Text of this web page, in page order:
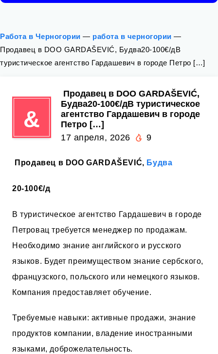
Работа в Черногории — работа в черногории —
Продавец в DOO GARDAŠEVIĆ, Будва20-100€/дВ
туристическое агентство Гардашевич в городе Петро […]
&
️ Продавец в DOO GARDAŠEVIĆ,
Будва20-100€/дВ туристическое
агентство Гардашевич в городе
Петро […]
17 апреля, 2026
9
️ Продавец в DOO GARDAŠEVIĆ, Будва
20-100€/д
В туристическое агентство Гардашевич в городе
Петровац требуется менеджер по продажам.
Необходимо знание английского и русского
языков. Будет преимуществом знание сербского,
французского, польского или немецкого языков.
Компания предоставляет обучение.
Требуемые навыки: активные продажи, знание
продуктов компании, владение иностранными
языками, доброжелательность.